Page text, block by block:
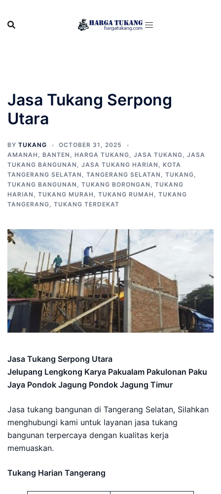
content
Jasa Tukang Serpong
Utara
BY TUKANG
OCTOBER 31, 2025
AMANAH , BANTEN , HARGA TUKANG, JASA TUKANG, JASA
TUKANG BANGUNAN , JASA TUKANG HARIAN , KOTA
TANGERANG SELATAN , TANGERANG SELATAN , TUKANG,
TUKANG BANGUNAN , TUKANG BORONGAN , TUKANG
HARIAN , TUKANG MURAH , TUKANG RUMAH , TUKANG
TANGERANG, TUKANG TERDEKAT
Jasa Tukang Serpong Utara
Jelupang Lengkong Karya Pakualam Pakulonan Paku
Jaya Pondok Jagung Pondok Jagung Timur
Jasa tukang bangunan di Tangerang Selatan, Silahkan
menghubungi kami untuk layanan jasa tukang
bangunan terpercaya dengan kualitas kerja
memuaskan.
Tukang Harian Tangerang